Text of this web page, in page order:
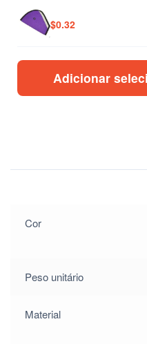
$0.32
0.32
Adicionar
Cor
Peso unitário
Material